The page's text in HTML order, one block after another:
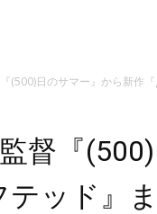
(500)日のサマー』から新作
督『
ッド』